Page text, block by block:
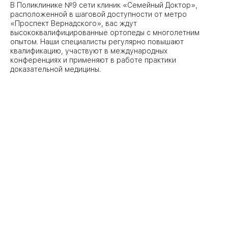
16
Академика
Янгеля
В Поликлинике №9 сети клиник «Семейный Доктор»,
расположенной в шаговой доступности от метро
«Проспект Вернадского», вас ждут
высококвалифицированные ортопеды с многолетним
опытом. Наши специалисты регулярно повышают
квалификацию, участвуют в международных
конференциях и применяют в работе практики
доказательной медицины.